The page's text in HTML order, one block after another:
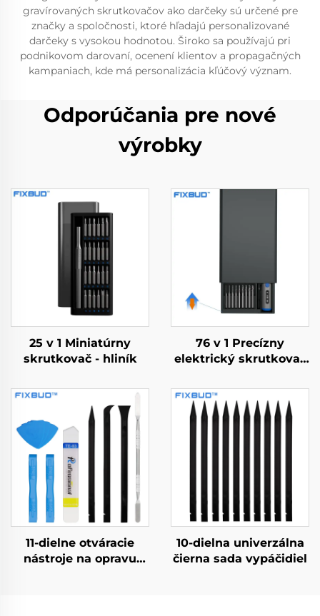
gravírovaných skrutkovačov ako darčeky sú určené pre
značky a spoločnosti, ktoré hľadajú personalizované
darčeky s vysokou hodnotou. Široko sa používajú pri
podnikovom darovaní, ocenení klientov a propagačných
kampaniach, kde má personalizácia kľúčový význam.
Odporúčania pre nové
výrobky
25 v 1 Miniatúrny
skrutkovač - hliník
76 v 1 Precízny
elektrický skrutkovač
momentom
11-dielne otváracie
nástroje na opravu
10-dielna univerzálna
čierna sada vypáčidiel